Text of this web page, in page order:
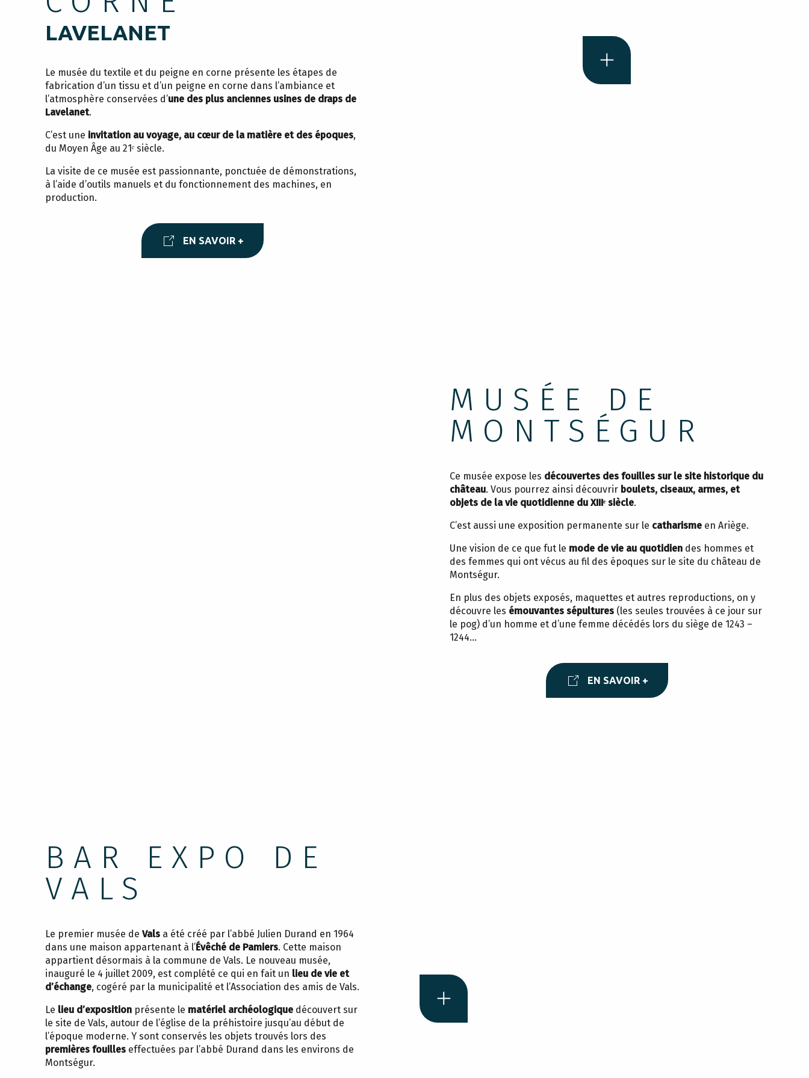
LAVELANET
Le musée du textile et du peigne en corne présente les étapes de
fabrication d’un tissu et d’un peigne en corne dans l’ambiance et
l’atmosphère conservées d’une des plus anciennes usines de draps de
Lavelanet.
C’est une invitation au voyage, au cœur de la matière et des époques,
du Moyen Âge au 21ᵉ siècle.
La visite de ce musée est passionnante, ponctuée de démonstrations,
à l’aide d’outils manuels et du fonctionnement des machines, en
production.
EN SAVOIR +
MUSÉE DE
MONTSÉGUR
Ce musée expose les découvertes des fouilles sur le site historique du
château. Vous pourrez ainsi découvrir boulets, ciseaux, armes, et
objets de la vie quotidienne du XIIIᵉ siècle.
C’est aussi une exposition permanente sur le catharisme en Ariège.
Une vision de ce que fut le mode de vie au quotidien des hommes et
des femmes qui ont vécus au fil des époques sur le site du château de
Montségur.
En plus des objets exposés, maquettes et autres reproductions, on y
découvre les émouvantes sépultures (les seules trouvées à ce jour sur
le pog) d’un homme et d’une femme décédés lors du siège de 1243 –
1244…
EN SAVOIR +
BAR EXPO DE
VALS
Le premier musée de Vals a été créé par l’abbé Julien Durand en 1964
dans une maison appartenant à l’Évêché de Pamiers. Cette maison
appartient désormais à la commune de Vals. Le nouveau musée,
inauguré le 4 juillet 2009, est complété ce qui en fait un lieu de vie et
d’échange, cogéré par la municipalité et l’Association des amis de Vals.
Le lieu d’exposition présente le matériel archéologique découvert sur
le site de Vals, autour de l’église de la préhistoire jusqu’au début de
l’époque moderne. Y sont conservés les objets trouvés lors des
premières fouilles effectuées par l’abbé Durand dans les environs de
Montségur.